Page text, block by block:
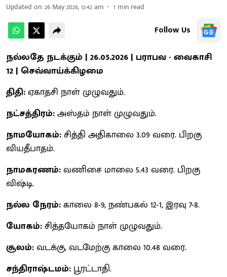
Updated on:26 May 2026, 12:42 am 1 min read
Follow Us
நல்லதே நடக்கும் | 26.05.2026 | பராபவ - வைகாசி
12 | செவ்வாய்க்கிழமை
திதி:ஏகாதசி நாள் முழுவதும்.
நட்சத்திரம்:அஸ்தம் நாள் முழுவதும்.
நாமயோகம்:சித்தி அதிகாலை 3.09 வரை. பிறகு
வியதீபாதம்.
நாமகரணம்:வணிசை மாலை 5.43 வரை. பிறகு
விஷ்டி.
நல்ல நேரம்:காலை 8-9, நண்பகல் 12-1, இரவு 7-8.
யோகம்:சித்தயோகம் நாள் முழுவதும்.
சூலம்:வடக்கு, வடமேற்கு காலை 10.48 வரை.
சந்திராஷ்டமம்: பூரட்டாதி.